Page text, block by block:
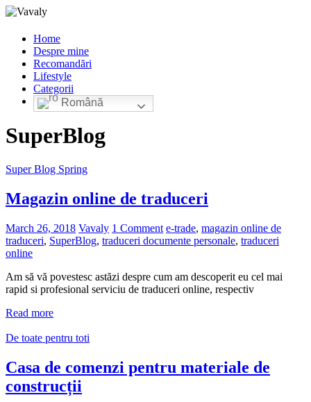
Home
Despre mine
Recomandări
Lifestyle
Categorii
Română
SuperBlog
Super Blog Spring
Magazin online de traduceri
March 26, 2018 Vavaly 1 Comment e-trade, magazin online de
traduceri, SuperBlog, traduceri documente personale, traduceri
online
Am să vă povestesc astăzi despre cum am descoperit eu cel mai
rapid si profesional serviciu de traduceri online, respectiv
Read more
De toate pentru toti
Casa de comenzi pentru materiale de
construcții